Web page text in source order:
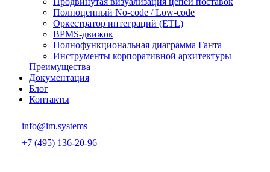
Полноценный No-code / Low-code
Оркестратор интеграций (ETL)
BPMS-движок
Полнофункциональная диаграмма Ганта
Инструменты корпоративной архитектуры
Преимущества
Документация
Блог
Контакты
info@im.systems
+7 (495) 136-20-96